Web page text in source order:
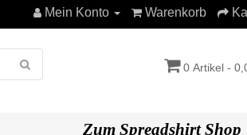
Mein Konto Warenkorb
0 Artikel -
Zum Spreadshirt Shop